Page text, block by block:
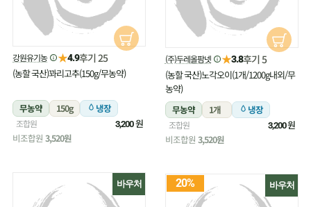
강원유기농 ★4.9후기 25
(농할 국산)꽈리고추(150g/무농약)
무농약 150g 냉장
조합원 3,200원
비조합원 3,520원
(주)두레올팜넷 ★3.8후기 5
(농할 국산)노각오이(1개/1200g내외/무
농약)
무농약
1개 냉장
조합원 3,200원
비조합원 3,520원
바우처 바우처
20%